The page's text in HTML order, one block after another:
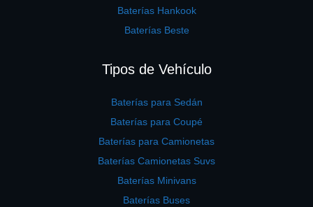
Baterías Hankook
Baterías Beste
Tipos de Vehículo
Baterías para Sedán
Baterías para Coupé
Baterías para Camionetas
Baterías Camionetas Suvs
Baterías Minivans
Baterías Buses